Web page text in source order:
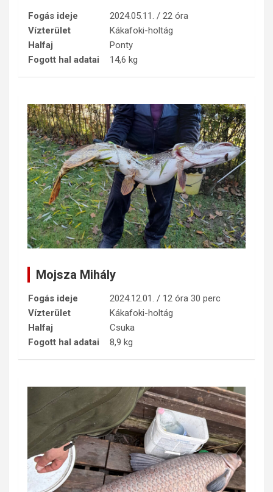
Fogás ideje
2024.05.11. / 22 óra
Vízterület
Kákafoki-holtág
Halfaj
Ponty
Fogott hal adatai
14,6 kg
Mojsza Mihály
Fogás ideje
2024.12.01. / 12 óra 30 perc
Vízterület
Kákafoki-holtág
Halfaj
Csuka
Fogott hal adatai
8,9 kg